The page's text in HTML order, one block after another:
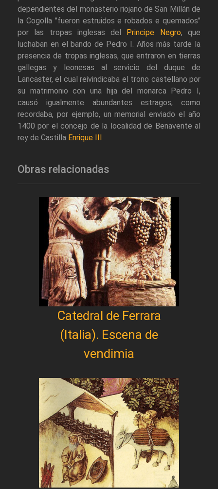
dependientes del monasterio riojano de San Millán de
la Cogolla "fueron estruidos e robados e quemados"
por las tropas inglesas del
Principe Negro, que
luchaban en el bando de Pedro I. Años más tarde la
presencia de tropas inglesas, que entraron en tierras
gallegas y leonesas al servicio del duque de
Lancaster, el cual reivindicaba el trono castellano por
su matrimonio con una hija del monarca Pedro I,
causó igualmente abundantes estragos, como
recordaba, por ejemplo, un memorial enviado el año
1400 por el concejo de la localidad de Benavente al
rey de Castilla Enrique III .
Obras relacionadas
Catedral de Ferrara
(Italia). Escena de
vendimia